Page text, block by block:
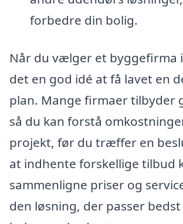
forbedre din bolig.
Når du vælger et byggefirma
det en god idé at få lavet en
plan. Mange firmaer tilbyder
så du kan forstå
projekt, før du træffer en
at indhente forskellige tilbud
sammenligne priser og
den løsning, der passer